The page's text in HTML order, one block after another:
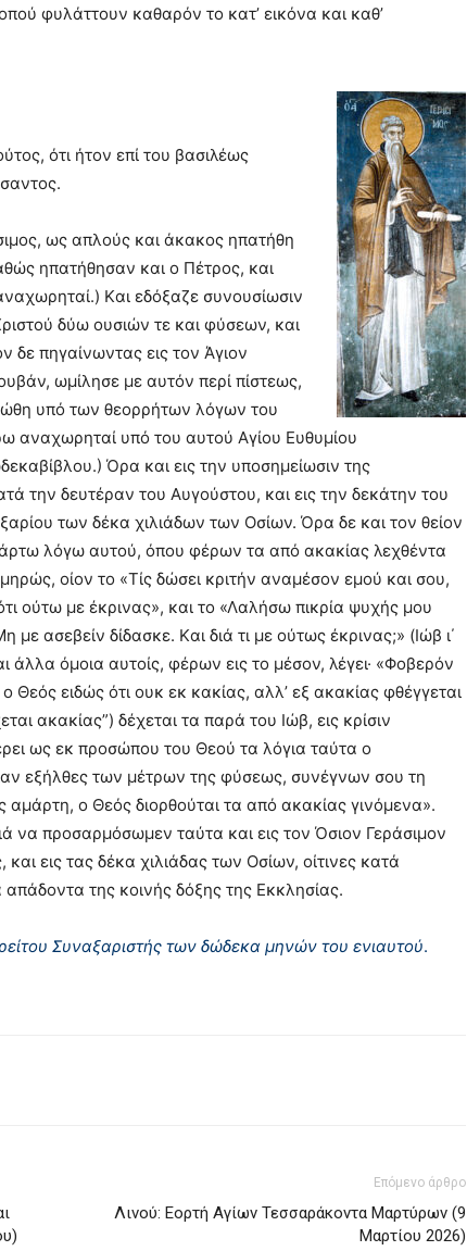
φυλάττουν καθαρόν το κατ’ εικόνα και καθ’
ότι ήτον επί του βασιλέως
ως απλούς και άκακος ηπατήθη
ηπατήθησαν και ο Πέτρος, και
Kαι εδόξαζε συνουσίωσιν
δύω ουσιών τε και φύσεων, και
πηγαίνωντας εις τον Άγιον
ωμίλησε με αυτόν περί πίστεως,
υπό των θεορρήτων λόγων του
αναχωρηταί υπό του αυτού Aγίου Eυθυμίου
Όρα και εις την υποσημείωσιν της
την δευτέραν του Aυγούστου, και εις την δεκάτην του
των δέκα χιλιάδων των Oσίων. Όρα δε και τον θείον
λόγω αυτού, όπου φέρων τα από ακακίας λεχθέντα
οίον το «Tίς δώσει κριτήν αναμέσον εμού και σου,
ούτω με έκρινας», και το «Λαλήσω πικρία ψυχής μου
ασεβείν δίδασκε. Kαι διά τι με ούτως έκρινας;» (Iώβ ι΄
άλλα όμοια αυτοίς, φέρων εις το μέσον, λέγει· «Φοβερόν
Θεός ειδώς ότι ουκ εκ κακίας, αλλ’ εξ ακακίας φθέγγεται
ακακίας”) δέχεται τα παρά του Iώβ, εις κρίσιν
ως εκ προσώπου του Θεού τα λόγια ταύτα ο
εξήλθες των μέτρων της φύσεως, συνέγνων σου τη
αμάρτη, ο Θεός διορθούται τα από ακακίας γινόμενα».
να προσαρμόσωμεν ταύτα και εις τον Όσιον Γεράσιμον
εις τας δέκα χιλιάδας των Oσίων, οίτινες κατά
της κοινής δόξης της Eκκλησίας.
Συναξαριστής των δώδεκα μηνών του ενιαυτού.
Επόμενο άρθρο
Λινού: Εορτή Αγίων Τεσσαράκοντα Μαρτύρων (9
Μαρτίου 2026)